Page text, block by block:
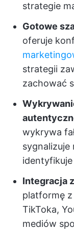
strategie
Gotowe
oferuje
strategii
zachować
wykrywa
sygnalizuje
Integracja
platformę
TikToka,
mediów